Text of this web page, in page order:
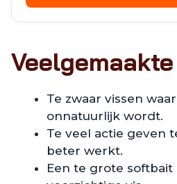
Te zwaar vissen
onnatuurlijk wordt.
Te veel actie geven
beter werkt.
Een te grote